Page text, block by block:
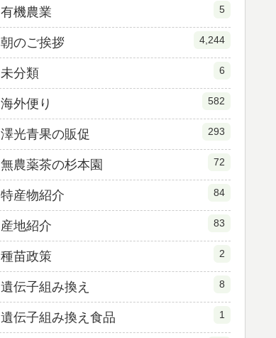
有機農業 5
朝のご挨拶 4,244
未分類 6
海外便り 582
澤光青果の販促 293
無農薬茶の杉本園 72
特産物紹介 84
産地紹介 83
種苗政策 2
遺伝子組み換え 8
遺伝子組み換え食品 1